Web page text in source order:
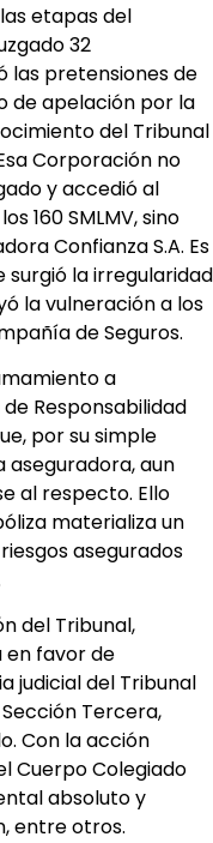
etapas del
32
las pretensiones de
de apelación por la
del Tribunal
Corporación no
y accedió al
160 SMLMV, sino
Confianza S.A. Es
la irregularidad
la vulneración a los
de Seguros.
a
Responsabilidad
por su simple
aseguradora, aun
al respecto. Ello
materializa un
asegurados
del Tribunal,
en favor de
judicial del Tribunal
Tercera,
Con la acción
Cuerpo Colegiado
absoluto y
entre otros.